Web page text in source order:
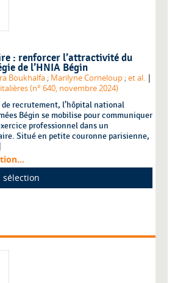
: renforcer l’attractivité du
de l’HNIA Bégin
Boukhalfa ; Marilyne Corneloup ;et al. |
(n° 640, novembre 2024)
recrutement, l’hôpital national
Bégin se mobilise pour communiquer
professionnel dans un
Situé en petite couronne parisienne,
sélection